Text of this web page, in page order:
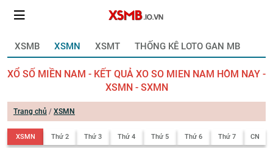
XSMB XSMN XSMT THỐNG KÊ LOTO GAN MB
XỔ SỐ MIỀN NAM - KẾT QUẢ XO SO MIEN NAM HÔM NAY -
XSMN - SXMN
Trang chủ / XSMN
XSMN Thứ 2 Thứ 3 Thứ 4 Thứ 5 Thứ 6 Thứ 7 CN